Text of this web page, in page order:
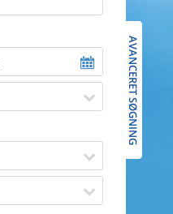
Afstand til
Udsigt til
Faciliteter
Spa
AVANCERET SØGNING